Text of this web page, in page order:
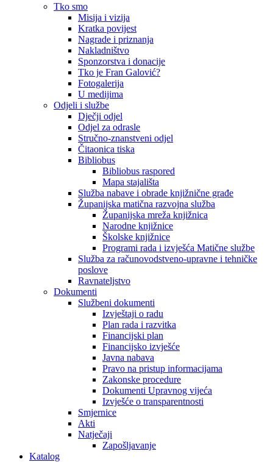
Tko smo
Misija i vizija
Kratka povijest
Nagrade i priznanja
Nakladništvo
Sponzorstva i donacije
Tko je Fran Galović?
Fotogalerija
U medijima
Odjeli i službe
Dječji odjel
Odjel za odrasle
Stručno-znanstveni odjel
Čitaonica tiska
Bibliobus
Bibliobus raspored
Mapa stajališta
Služba nabave i obrade knjižnične građe
Županijska matična razvojna služba
Županijska mreža knjižnica
Narodne knjižnice
Školske knjižnice
Programi rada i izvješća Matične službe
Služba za računovodstveno-upravne i tehničke
poslove
Ravnateljstvo
Dokumenti
Službeni dokumenti
Izvještaji o radu
Plan rada i razvitka
Financijski plan
Financijsko izvješće
Javna nabava
Pravo na pristup informacijama
Zakonske procedure
Dokumenti Upravnog vijeća
Izvješće o transparentnosti
Smjernice
Akti
Natječaji
Zapošljavanje
Katalog